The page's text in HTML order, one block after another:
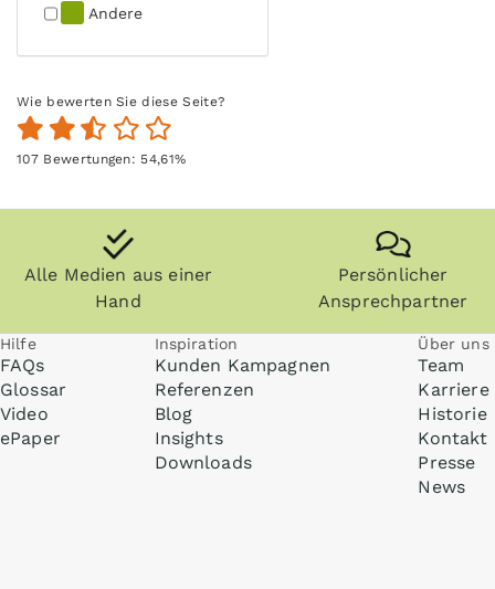
Andere
Wie bewerten Sie diese Seite?
107Bewertungen: 54,61%
Alle Medien aus einer
Hand
Persönlicher
Ansprechpartner
Hilfe
FAQs
Glossar
Video
ePaper
Inspiration
Kunden Kampagnen
Referenzen
Blog
Insights
Downloads
Über uns
Team
Karriere
Historie
Kontakt
Presse
News